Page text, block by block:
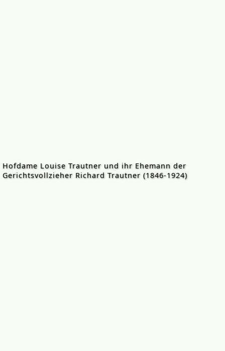
Hofdame Louise Trautner und ihr Ehemann der
Gerichtsvollzieher Richard Trautner (1846-1924)